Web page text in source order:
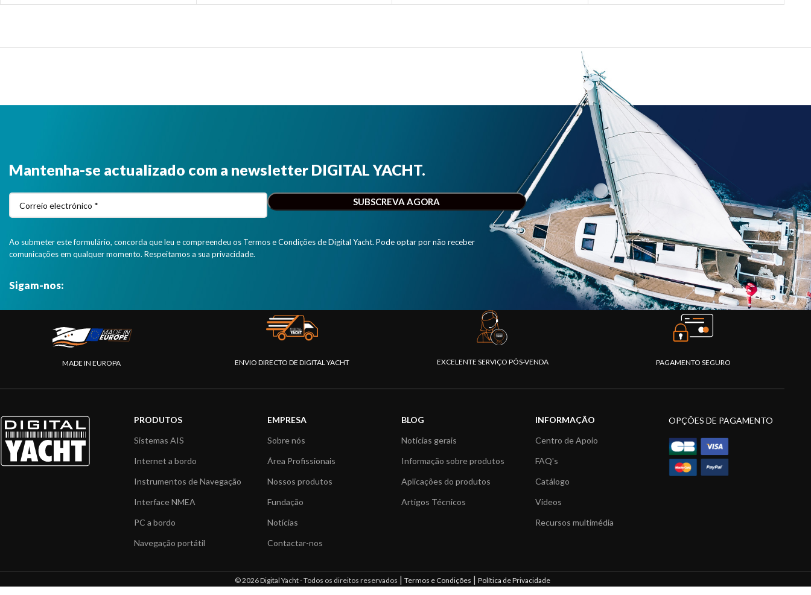
Mantenha-se actualizado com a newsletter DIGITAL YACHT.
Ao submeter este formulário, concorda que leu e compreendeu os Termos e Condições de Digital Yacht. Pode optar por não receber
comunicações em qualquer momento. Respeitamos a sua privacidade.
Sigam-nos:
MADE IN EUROPA ENVIO DIRECTO DE DIGITAL YACHT EXCELENTE SERVIÇO PÓS-VENDA PAGAMENTO SEGURO
PRODUTOS
Sistemas AIS
Internet a bordo
Instrumentos de Navegação
Interface NMEA
PC a bordo
Navegação portátil
EMPRESA
Sobre nós
Área Profissionais
Nossos produtos
Fundação
Notícias
Contactar-nos
BLOG
Notícias gerais
Informação sobre produtos
Aplicações do produtos
Artigos Técnicos
INFORMAÇÃO
Centro de Apoio
FAQ's
Catálogo
Vídeos
Recursos multimédia
OPÇÕES DE PAGAMENTO
© 2026 Digital Yacht - Todos os direitos reservados | Termos e Condições | Política de Privacidade